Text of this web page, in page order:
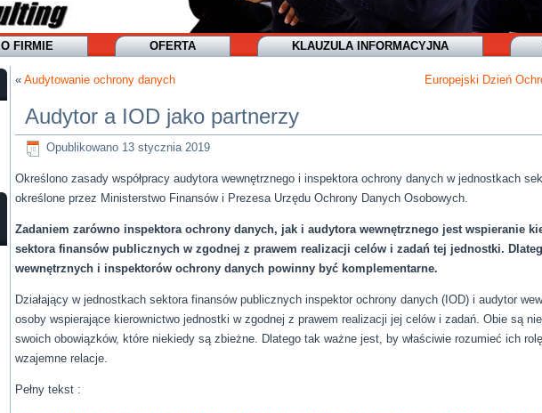
O FIRMIE OFERTA KLAUZULA INFORMACYJNA
« Audytowanie ochrony danych Europejski Dzień
Audytor a IOD jako partnerzy
Opublikowano 13 stycznia 2019
Określono zasady współpracy audytora wewnętrznego i inspektora ochrony danych w jednostkach
określone przez Ministerstwo Finansów i Prezesa Urzędu Ochrony Danych Osobowych.
Zadaniem zarówno inspektora ochrony danych, jak i audytora wewnętrznego jest wspieranie
sektora finansów publicznych w zgodnej z prawem realizacji celów i zadań tej jednostki.
wewnętrznych i inspektorów ochrony danych powinny być komplementarne.
Działający w jednostkach sektora finansów publicznych inspektor ochrony danych (IOD) i audytor
osoby wspierające kierownictwo jednostki w zgodnej z prawem realizacji jej celów i zadań. Obie są
swoich obowiązków, które niekiedy są zbieżne. Dlatego tak ważne jest, by właściwie rozumieć ich
wzajemne relacje.
Pełny tekst :